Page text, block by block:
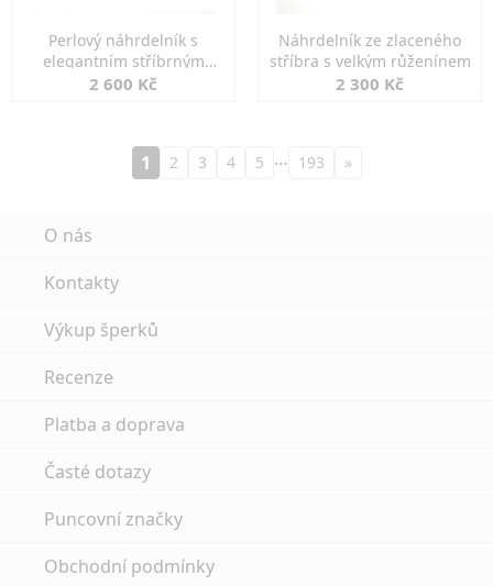
Perlový náhrdelník s
elegantním stříbrným
zapínáním
2 600 Kč
Náhrdelník ze zlaceného
stříbra s velkým růženínem
2 300 Kč
1 2 3 4 5 … 193 »
O nás
Kontakty
Výkup šperků
Recenze
Platba a doprava
Časté dotazy
Puncovní značky
Obchodní podmínky